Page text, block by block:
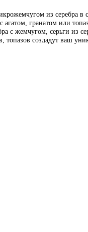
из серебра в
агатом, гранатом или
с жемчугом, серьги из
топазов создадут ваш